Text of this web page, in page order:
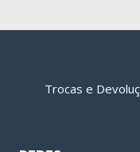
Trocas e